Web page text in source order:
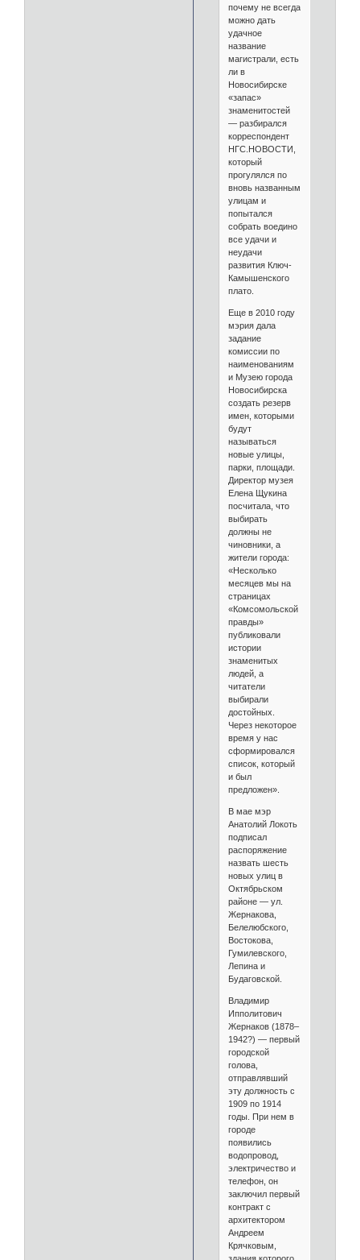
почему не всегда
можно дать
удачное
название
магистрали, есть
ли в
Новосибирске
«запас»
знаменитостей
— разбирался
корреспондент
НГС.НОВОСТИ,
который
прогулялся по
вновь названным
улицам и
попытался
собрать воедино
все удачи и
неудачи
развития Ключ-
Камышенского
плато.
Еще в 2010 году
мэрия дала
задание
комиссии по
наименованиям
и Музею города
Новосибирска
создать резерв
имен, которыми
будут
называться
новые улицы,
парки, площади.
Директор музея
Елена Щукина
посчитала, что
выбирать
должны не
чиновники, а
жители города:
«Несколько
месяцев мы на
страницах
«Комсомольской
правды»
публиковали
истории
знаменитых
людей, а
читатели
выбирали
достойных.
Через некоторое
время у нас
сформировался
список, который
и был
предложен».
В мае мэр
Анатолий Локоть
подписал
распоряжение
назвать шесть
новых улиц в
Октябрьском
районе — ул.
Жернакова,
Белелюбского,
Востокова,
Гумилевского,
Лепина и
Будаговской.
Владимир
Ипполитович
Жернаков (1878–
1942?) — первый
городской
голова,
отправлявший
эту должность с
1909 по 1914
годы. При нем в
городе
появились
водопровод,
электричество и
телефон, он
заключил первый
контракт с
архитектором
Андреем
Крячковым,
здания которого